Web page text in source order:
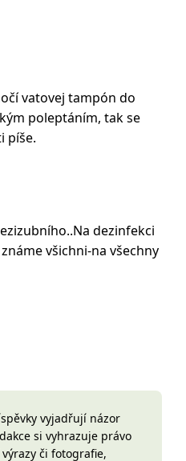
vatovej tampón do
poleptáním, tak se
píše.
dezinfekci
všichni-na všechny
vyjadřují názor
si vyhrazuje právo
či fotografie,